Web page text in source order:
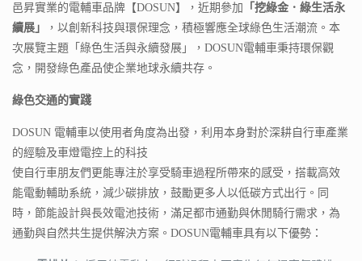
邑昇實業的電輔車品牌【DOSUN】，近期參加
「挖綠金．綠生活永
續展」
，以創新科技與環保理念，積極響應全球綠色生活潮流。本
次展覽主題「綠色生活與永續發展」，DOSUN電輔車秉持環保觀
念，開發綠色產品使企業地球永續共存。
綠色交通的實踐
DOSUN 電輔車以使用者角度為出發，利用本身對於深耕自行車產業
的經驗及車燈電控上的科技
使自行車朋友們更能專注於享受騎車過程所帶來的感受，搭載高效
能電動輔助系統，減少碳排放，鼓勵更多人以低碳方式出行。同
時，節能設計與長效電池技術，滿足都市通勤與休閒騎行需求，為
通勤與自然共生提供解決方案。DOSUN電輔車具有以下優勢：